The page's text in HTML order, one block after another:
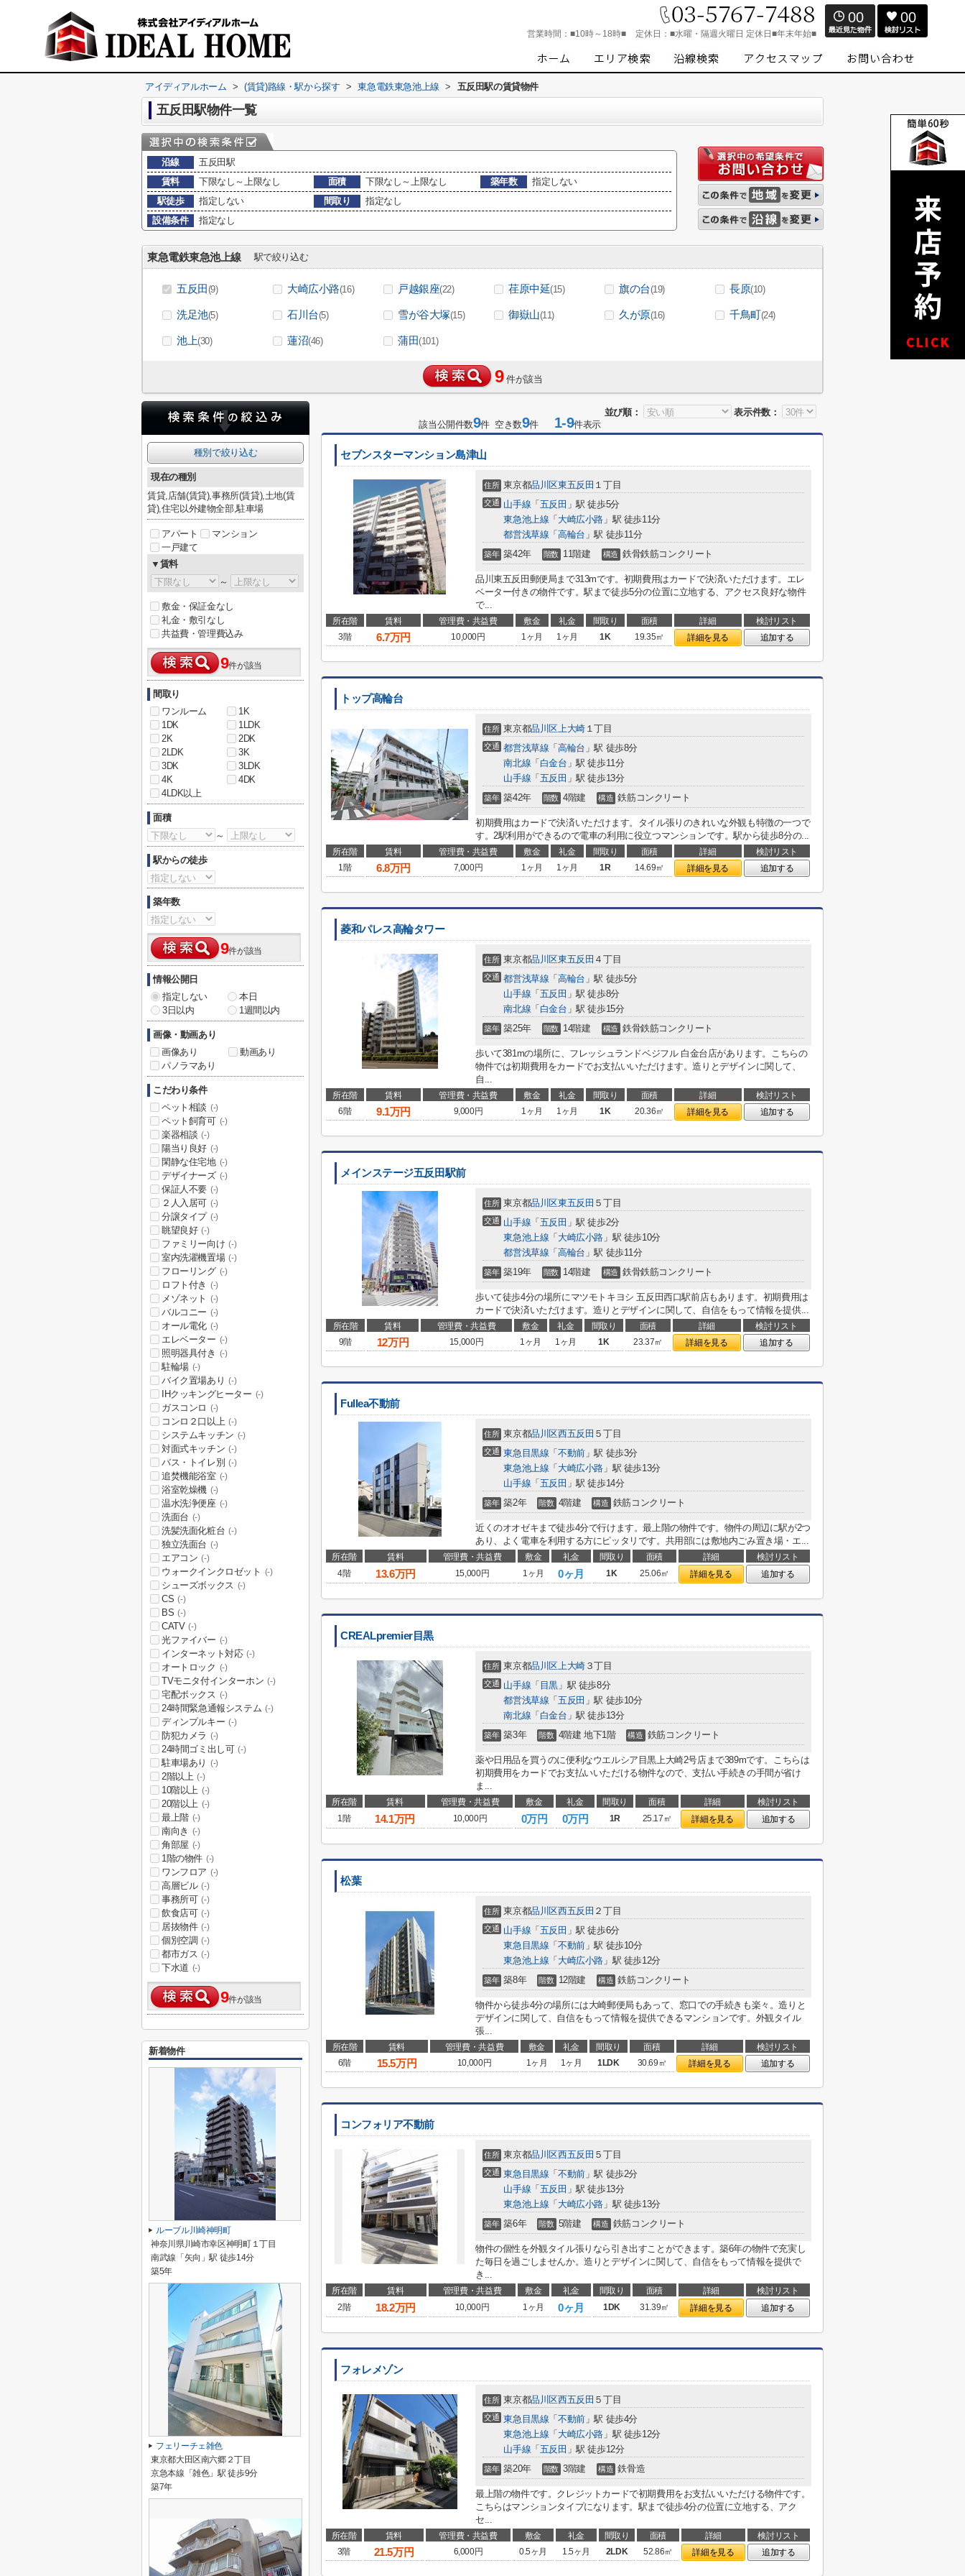
営業時間： ■10時～18時■ 定休日： ■水曜・隔週火曜日 定休日■年末年始■
00 00
アイディアルホーム > (賃貸)路線・駅から探す > 東急電鉄東急池上線 > 五反田駅の賃貸物件
五反田駅物件一覧
沿線
五反田駅
賃料
下限なし～上限なし 面積 下限なし～上限なし 築年数
指定しない
駅徒歩
指定しない 間取り
指定なし
設備条件
指定なし
東急電鉄東急池上線 駅で絞り込む
五反田(9) 大崎広小路(16) 戸越銀座(22) 荏原中延(15) 旗の台(19) 長原(10)
洗足池(5) 石川台(5) 雪が谷大塚(15) 御嶽山(11) 久が原(16) 千鳥町(24)
池上(30) 蓮沼(46) 蒲田(101)
9 件が該当
並び順：
表示件数：
該当公開件数9件 空き数9件 1-9件表示
セブンスターマンション島津山
住所 東京都品川区東五反田 １丁目
交通 山手線 「 五反田 」駅 徒歩5分
東急池上線 「 大崎広小路 」駅 徒歩11分
都営浅草線 「 高輪台 」駅 徒歩11分
築年 築42年 階数 11階建 構造 鉄骨鉄筋コンクリート
品川東五反田郵便局まで313mです。初期費用はカードで決済いただけます。エレ
ベーター付きの物件です。駅まで徒歩5分の位置に立地する、アクセス良好な物件
で...
所在階 賃料 管理費・共益費 敷金 礼金 間取り 面積 詳細
検討リスト
3階
6.7万円 10,000円 1ヶ月 1ヶ月 1K 19.35㎡ 詳細を見る 追加する
トップ高輪台
住所 東京都品川区上大崎１丁目
交通 都営浅草線 「 高輪台 」駅 徒歩8分
南北線 「 白金台 」駅 徒歩11分
山手線 「 五反田 」駅 徒歩13分
築年 築42年 階数 4階建 構造 鉄筋コンクリート
初期費用はカードで決済いただけます。タイル張りのきれいな外観も特徴の一つで
す。2駅利用ができるので電車の利用に役立つマンションです。駅から徒歩8分の...
所在階 賃料 管理費・共益費 敷金 礼金 間取り 面積 詳細
検討リスト
1階
6.8万円 7,000円 1ヶ月 1ヶ月 1R 14.69㎡ 詳細を見る 追加する
菱和パレス高輪タワー
住所 東京都品川区東五反田 ４丁目
交通 都営浅草線 「 高輪台 」駅 徒歩5分
山手線 「 五反田 」駅 徒歩8分
南北線 「 白金台 」駅 徒歩15分
築年 築25年 階数 14階建 構造 鉄骨鉄筋コンクリート
歩いて381mの場所に、フレッシュランドベジフル 白金台店があります。こちらの
物件では初期費用をカードでお支払いいただけます。造りとデザインに関して、
自...
所在階 賃料 管理費・共益費 敷金 礼金 間取り 面積 詳細
検討リスト
6階
9.1万円 9,000円 1ヶ月 1ヶ月 1K 20.36㎡ 詳細を見る 追加する
メインステージ五反田駅前
住所 東京都品川区東五反田 ５丁目
交通 山手線 「 五反田 」駅 徒歩2分
東急池上線 「 大崎広小路 」駅 徒歩10分
都営浅草線 「 高輪台 」駅 徒歩11分
築年 築19年 階数 14階建 構造 鉄骨鉄筋コンクリート
歩いて徒歩4分の場所にマツモトキヨシ 五反田西口駅前店もあります。初期費用は
カードで決済いただけます。造りとデザインに関して、自信をもって情報を提供...
所在階 賃料 管理費・共益費 敷金 礼金 間取り 面積 詳細
検討リスト
9階
12万円 15,000円 1ヶ月 1ヶ月 1K 23.37㎡ 詳細を見る 追加する
Fullea不動前
住所 東京都品川区西五反田 ５丁目
交通 東急目黒線 「 不動前」駅 徒歩3分
東急池上線 「 大崎広小路 」駅 徒歩13分
山手線 「 五反田 」駅 徒歩14分
築年 築2年 階数 4階建 構造 鉄筋コンクリート
近くのオオゼキまで徒歩4分で行けます。最上階の物件です。物件の周辺に駅が2つ
あり、よく電車を利用する方にピッタリです。共用部には敷地内ごみ置き場・エ...
所在階 賃料 管理費・共益費 敷金 礼金 間取り 面積 詳細
検討リスト
4階
13.6万円 15,000円 1ヶ月 0ヶ月 1K 25.06㎡ 詳細を見る 追加する
CREALpremier目黒
住所 東京都品川区上大崎３丁目
交通 山手線 「 目黒 」駅 徒歩8分
都営浅草線 「 五反田 」駅 徒歩10分
南北線 「 白金台 」駅 徒歩13分
築年 築3年 階数 4階建 地下1階 構造 鉄筋コンクリート
薬や日用品を買うのに便利なウエルシア目黒上大崎2号店まで389mです。こちらは
初期費用をカードでお支払いいただける物件なので、支払い手続きの手間が省け
ま...
所在階 賃料 管理費・共益費 敷金 礼金 間取り 面積 詳細
検討リスト
1階
14.1万円 10,000円 0万円 0万円 1R 25.17㎡ 詳細を見る 追加する
松葉
住所 東京都品川区西五反田 ２丁目
交通 山手線 「 五反田 」駅 徒歩6分
東急目黒線 「 不動前」駅 徒歩10分
東急池上線 「 大崎広小路 」駅 徒歩12分
築年 築8年 階数 12階建 構造 鉄筋コンクリート
物件から徒歩4分の場所には大崎郵便局もあって、窓口での手続きも楽々。造りと
デザインに関して、自信をもって情報を提供できるマンションです。外観タイル
張...
所在階 賃料 管理費・共益費 敷金 礼金 間取り 面積 詳細
検討リスト
6階
15.5万円 10,000円 1ヶ月 1ヶ月 1LDK 30.69㎡ 詳細を見る 追加する
コンフォリア不動前
住所 東京都品川区西五反田 ５丁目
交通 東急目黒線 「 不動前」駅 徒歩2分
山手線 「 五反田 」駅 徒歩13分
東急池上線 「 大崎広小路 」駅 徒歩13分
築年 築6年 階数 5階建 構造 鉄筋コンクリート
物件の個性を外観タイル張りなら引き出すことができます。築6年の物件で充実し
た毎日を過ごしませんか。造りとデザインに関して、自信をもって情報を提供で
き...
所在階 賃料 管理費・共益費 敷金 礼金 間取り 面積 詳細
検討リスト
2階
18.2万円 10,000円 1ヶ月 0ヶ月 1DK 31.39㎡ 詳細を見る 追加する
フォレメゾン
住所 東京都品川区西五反田 ５丁目
交通 東急目黒線 「 不動前」駅 徒歩4分
東急池上線 「 大崎広小路 」駅 徒歩12分
山手線 「 五反田 」駅 徒歩12分
築年 築20年 階数 3階建 構造 鉄骨造
最上階の物件です。クレジットカードで初期費用をお支払いいただける物件です。
こちらはマンションタイプになります。駅まで徒歩4分の位置に立地する、アク
セ...
所在階 賃料 管理費・共益費 敷金 礼金 間取り 面積 詳細
検討リスト
3階
21.5万円 6,000円 0.5ヶ月 1.5ヶ月 2LDK 52.86㎡ 詳細を見る 追加する
種別で絞り込む
現在の種別
賃貸,店舗(賃貸),事務所(賃貸),土地(賃
貸),住宅以外建物全部,駐車場
アパート
マンション
一戸建て
▼賃料
～
敷金・保証金なし
礼金・敷引なし
共益費・管理費込み
9件が該当
間取り
ワンルーム
1K
1DK
1LDK
2K
2DK
2LDK
3K
3DK
3LDK
4K
4DK
4LDK以上
面積
～
駅からの徒歩
築年数
9件が該当
情報公開日
指定しない
本日
3日以内
1週間以内
画像・動画あり
画像あり
動画あり
パノラマあり
こだわり条件
ペット相談 (-)
ペット飼育可 (-)
楽器相談 (-)
陽当り良好 (-)
閑静な住宅地 (-)
デザイナーズ (-)
保証人不要 (-)
２人入居可 (-)
分譲タイプ (-)
眺望良好 (-)
ファミリー向け (-)
室内洗濯機置場 (-)
フローリング (-)
ロフト付き (-)
メゾネット (-)
バルコニー (-)
オール電化 (-)
エレベーター (-)
照明器具付き (-)
駐輪場 (-)
バイク置場あり (-)
IHクッキングヒーター (-)
ガスコンロ (-)
コンロ２口以上 (-)
システムキッチン (-)
対面式キッチン (-)
バス・トイレ別 (-)
追焚機能浴室 (-)
浴室乾燥機 (-)
温水洗浄便座 (-)
洗面台 (-)
洗髪洗面化粧台 (-)
独立洗面台 (-)
エアコン (-)
ウォークインクロゼット (-)
シューズボックス (-)
CS (-)
BS (-)
CATV (-)
光ファイバー (-)
インターネット対応 (-)
オートロック (-)
TVモニタ付インターホン (-)
宅配ボックス (-)
24時間緊急通報システム (-)
ディンプルキー (-)
防犯カメラ (-)
24時間ゴミ出し可 (-)
駐車場あり (-)
2階以上 (-)
10階以上 (-)
20階以上 (-)
最上階 (-)
南向き (-)
角部屋 (-)
1階の物件 (-)
ワンフロア (-)
高層ビル (-)
事務所可 (-)
飲食店可 (-)
居抜物件 (-)
個別空調 (-)
都市ガス (-)
下水道 (-)
9件が該当
新着物件
ルーブル川崎神明町
神奈川県川崎市幸区神明町１丁目
南武線「矢向」駅 徒歩14分
築5年
フェリーチェ雑色
東京都大田区南六郷２丁目
京急本線「雑色」駅 徒歩9分
築7年